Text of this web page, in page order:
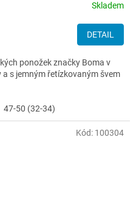
Skladem
DETAIL
ponožek značky Boma v
s jemným řetízkovaným švem
47-50 (32-34)
Kód: 100304